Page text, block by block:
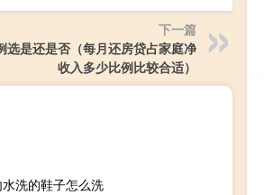
下一篇
选是还是否（每月还房贷占家庭净
收入多少比例比较合适）
洗的鞋子怎么洗